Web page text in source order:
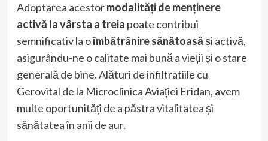
Adoptarea acestormodalități de menținere
activă la vârsta a treia poate contribui
semnificativ la oîmbătrânire sănătoasăși activă,
asigurându-ne o calitate mai bună a vieții și o stare
generală de bine. Alături de infiltratiile cu
Gerovital de la Microclinica Aviației Eridan, avem
multe oportunități de a păstra vitalitatea și
sănătatea în anii de aur.